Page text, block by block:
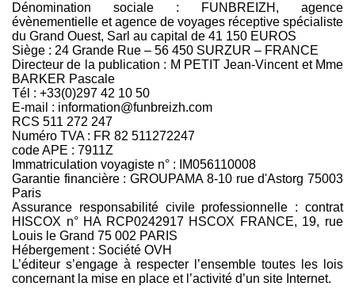
Dénomination sociale : FUNBREIZH, agence
évènementielle et agence de voyages réceptive spécialiste
du Grand Ouest, Sarl au capital de 41 150 EUROS
Siège : 24 Grande Rue – 56 450 SURZUR – FRANCE
Directeur de la publication : M PETIT Jean-Vincent et Mme
BARKER Pascale
Tél : +33(0)297 42 10 50
E-mail : information@funbreizh.com
RCS 511 272 247
Numéro TVA : FR 82 511272247
code APE : 7911Z
Immatriculation voyagiste n° : IM056110008
Garantie financière : GROUPAMA 8-10 rue d'Astorg 75003
Paris
Assurance responsabilité civile professionnelle : contrat
HISCOX n° HA RCP0242917 HSCOX FRANCE, 19, rue
Louis le Grand 75 002 PARIS
Hébergement : Société OVH
L’éditeur s’engage à respecter l’ensemble toutes les lois
concernant la mise en place et l’activité d’un site Internet.